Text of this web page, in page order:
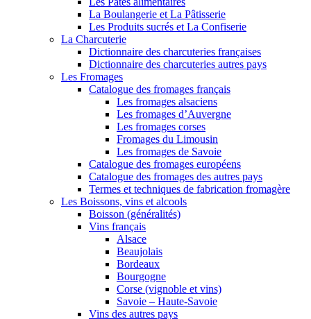
La Boulangerie et La Pâtisserie
Les Produits sucrés et La Confiserie
La Charcuterie
Dictionnaire des charcuteries françaises
Dictionnaire des charcuteries autres pays
Les Fromages
Catalogue des fromages français
Les fromages alsaciens
Les fromages d’Auvergne
Les fromages corses
Fromages du Limousin
Les fromages de Savoie
Catalogue des fromages européens
Catalogue des fromages des autres pays
Termes et techniques de fabrication fromagère
Les Boissons, vins et alcools
Boisson (généralités)
Vins français
Alsace
Beaujolais
Bordeaux
Bourgogne
Corse (vignoble et vins)
Savoie – Haute-Savoie
Vins des autres pays